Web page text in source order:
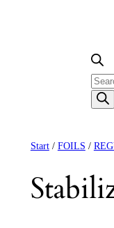
Start/ FOILS /